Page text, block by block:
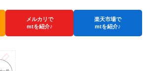
メルカリで
mtを紹介♪
楽天市場で
mtを紹介♪